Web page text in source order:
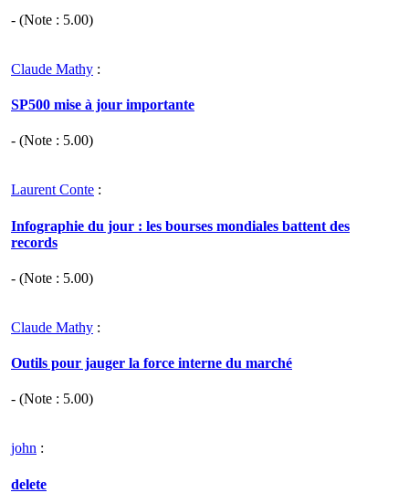
- (Note : 5.00)
Claude Mathy :
SP500 mise à jour importante
- (Note : 5.00)
Laurent Conte :
Infographie du jour : les bourses mondiales battent des
records
- (Note : 5.00)
Claude Mathy :
Outils pour jauger la force interne du marché
- (Note : 5.00)
john :
delete